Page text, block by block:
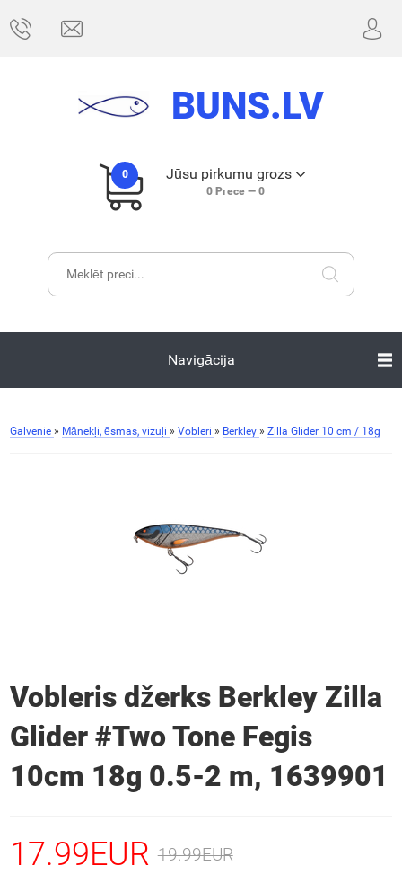
BUNS.LV
0 Jūsu pirkumu grozs
0Prece — 0
Navigācija
Galvenie » Mānekļi, ēsmas, vizuļi » Vobleri » Berkley » Zilla Glider 10 cm / 18g
Vobleris džerks Berkley Zilla
Glider #Two Tone Fegis
10cm 18g 0.5-2 m, 1639901
17.99EUR 19.99EUR